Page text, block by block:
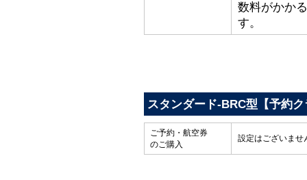
数料がかか
す。
スタンダード-BRC型【予約
ご予約・航空券
のご購入
設定はございませ